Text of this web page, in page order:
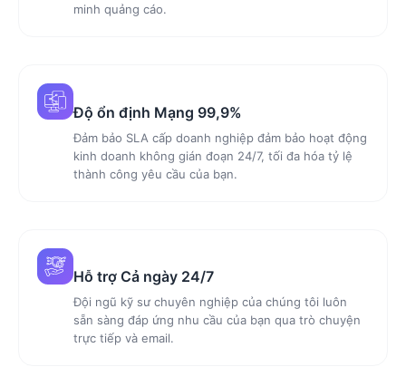
minh quảng cáo.
Độ ổn định Mạng 99,9%
Đảm bảo SLA cấp doanh nghiệp đảm bảo hoạt động
kinh doanh không gián đoạn 24/7, tối đa hóa tỷ lệ
thành công yêu cầu của bạn.
Hỗ trợ Cả ngày 24/7
Đội ngũ kỹ sư chuyên nghiệp của chúng tôi luôn
sẵn sàng đáp ứng nhu cầu của bạn qua trò chuyện
trực tiếp và email.